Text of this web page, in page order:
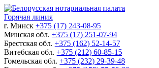
Горячая линия
г. Минск +375 (17) 243-08-95
Минская обл. +375 (17) 251-07-94
Брестская обл. +375 (162) 52-14-57
Витебская обл. +375 (212) 60-85-15
Гомельская обл. +375 (232) 29-39-48